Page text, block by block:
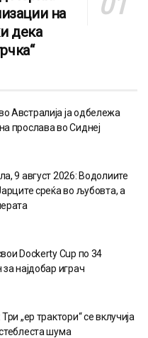
на
дека
Австралија ја одбележа
прослава во Сиднеј
9 август 2026: Водолиите
среќа во љубовта, а
Dockerty Cup по 34
најдобар играч
„ер трактори“ се вклучија
шума